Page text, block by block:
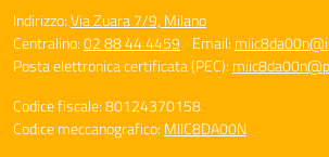
Indirizzo:Via Zuara 7/9, Milano
Centralino:02 88 44 4459 Email:
Posta elettronica certificata (PEC):
Codice fiscale: 80124370158
Codice meccanografico: MIIC8DA00N